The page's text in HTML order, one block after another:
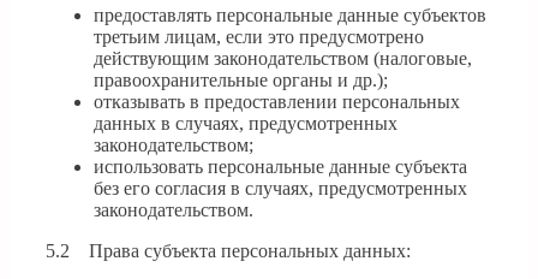
предоставлять персональные данные субъектов
третьим лицам, если это предусмотрено
действующим законодательством (налоговые,
правоохранительные органы и др.);
отказывать в предоставлении персональных
данных в случаях, предусмотренных
законодательством;
использовать персональные данные субъекта
без его согласия в случаях, предусмотренных
законодательством.
5.2 Права субъекта персональных данных: